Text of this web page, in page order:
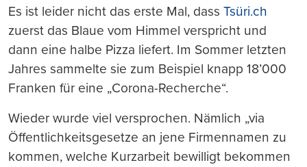
Es ist leider nicht das erste Mal, dass Tsüri.ch
zuerst das Blaue vom Himmel verspricht und
dann eine halbe Pizza liefert. Im Sommer letzten
Jahres sammelte sie zum Beispiel knapp 18’000
Franken für eine „Corona-Recherche“.
Wieder wurde viel versprochen. Nämlich „via
Öffentlichkeitsgesetze an jene Firmennamen zu
kommen, welche Kurzarbeit bewilligt bekommen